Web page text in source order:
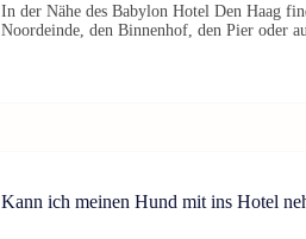
In der Nähe des Babylon Hotel Den Haag
Noordeinde, den Binnenhof, den Pier oder
Kann ich meinen Hund mit ins Hotel